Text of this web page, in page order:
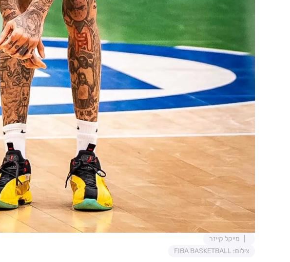
מייקל קייזר
צילום: FIBA BASKETBALL